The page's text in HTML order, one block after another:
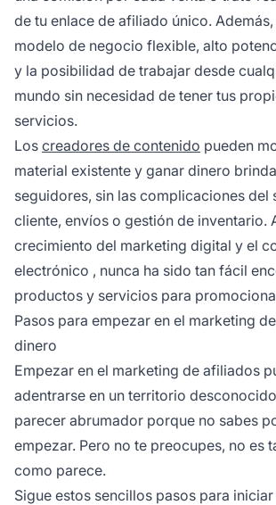
de tu enlace de afiliado único.
modelo de negocio flexible, alto
y la posibilidad de trabajar desde
mundo sin necesidad de tener tus
servicios.
Los creadores de contenido pueden
material existente y ganar dinero
seguidores, sin las complicaciones del
cliente, envíos o gestión de inventario.
crecimiento del marketing digital y el
electrónico , nunca ha sido tan fácil
productos y servicios para
Pasos para empezar en el marketing
dinero
Empezar en el marketing de afiliados
adentrarse en un territorio
parecer abrumador porque no sabes
empezar. Pero no te preocupes, no es
como parece.
Sigue estos sencillos pasos para